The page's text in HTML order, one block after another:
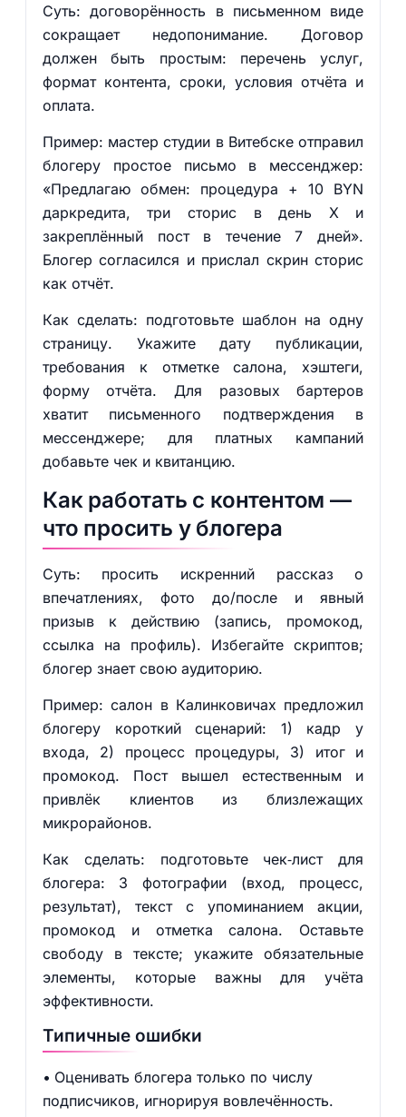
Суть: договорённость в письменном виде
сокращает недопонимание. Договор
должен быть простым: перечень услуг,
формат контента, сроки, условия отчёта и
оплата.
Пример: мастер студии в Витебске отправил
блогеру простое письмо в мессенджер:
«Предлагаю обмен: процедура + 10 BYN
даркредита, три сторис в день X и
закреплённый пост в течение 7 дней».
Блогер согласился и прислал скрин сторис
как отчёт.
Как сделать: подготовьте шаблон на одну
страницу. Укажите дату публикации,
требования к отметке салона, хэштеги,
форму отчёта. Для разовых бартеров
хватит письменного подтверждения в
мессенджере; для платных кампаний
добавьте чек и квитанцию.
Как работать с контентом —
что просить у блогера
Суть: просить искренний рассказ о
впечатлениях, фото до/после и явный
призыв к действию (запись, промокод,
ссылка на профиль). Избегайте скриптов;
блогер знает свою аудиторию.
Пример: салон в Калинковичах предложил
блогеру короткий сценарий: 1) кадр у
входа, 2) процесс процедуры, 3) итог и
промокод. Пост вышел естественным и
привлёк клиентов из близлежащих
микрорайонов.
Как сделать: подготовьте чек‑лист для
блогера: 3 фотографии (вход, процесс,
результат), текст с упоминанием акции,
промокод и отметка салона. Оставьте
свободу в тексте; укажите обязательные
элементы, которые важны для учёта
эффективности.
Типичные ошибки
Оценивать блогера только по числу
подписчиков, игнорируя вовлечённость.